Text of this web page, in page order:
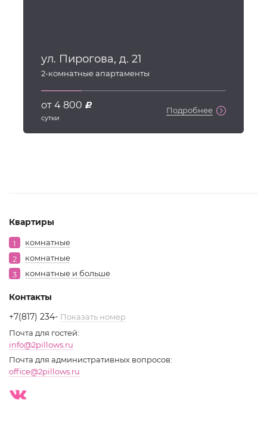
ул. Пирогова, д. 21
2-комнатные апартаменты
от 4 800 d
сутки
Подробнее
Квартиры
1
комнатные
2
комнатные
3
комнатные и больше
Контакты
+7(817) 234- Показать номер
Почта для гостей:
info@2pillows.ru
Почта для административных вопросов:
office@2pillows.ru